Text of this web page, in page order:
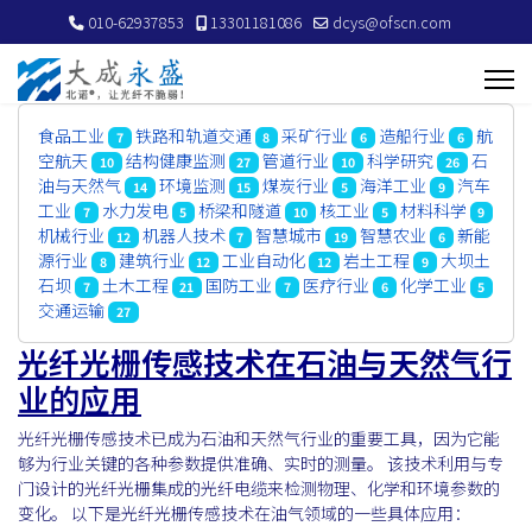
010-62937853 13301181086 dcys@ofscn.com
食品工业 7 铁路和轨道交通 8 采矿行业 6 造船行业 6
航
空航天
10 结构健康监测 27 管道行业 10 科学研究 26
石
油与天然气
14 环境监测 15 煤炭行业 5 海洋工业 9
汽车
工业
7 水力发电 5 桥梁和隧道 10 核工业 5 材料科学 9
机械行业 12 机器人技术 7 智慧城市 19 智慧农业 6
新能
源行业
8 建筑行业 12 工业自动化 12 岩土工程 9
大坝土
石坝
7 土木工程 21 国防工业 7 医疗行业 6 化学工业 5
交通运输 27
光纤光栅传感技术在石油与天然气行
业的应用
光纤光栅传感技术已成为石油和天然气行业的重要工具，因为它能
够为行业关键的各种参数提供准确、实时的测量。 该技术利用与专
门设计的光纤光栅集成的光纤电缆来检测物理、化学和环境参数的
变化。 以下是光纤光栅传感技术在油气领域的一些具体应用：